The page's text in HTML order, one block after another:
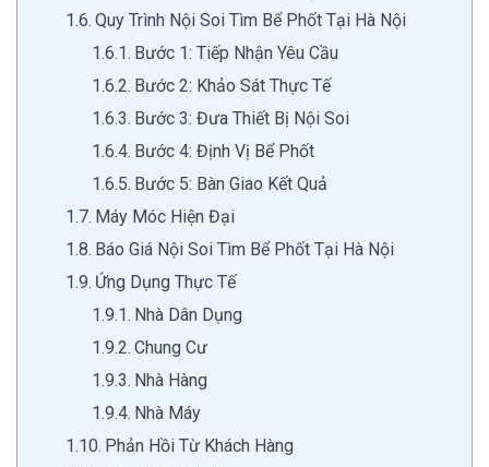
Quy Trình Nội Soi Tìm Bể Phốt Tại Hà Nội
Bước 1: Tiếp Nhận Yêu Cầu
Bước 2: Khảo Sát Thực Tế
Bước 3: Đưa Thiết Bị Nội Soi
Bước 4: Định Vị Bể Phốt
Bước 5: Bàn Giao Kết Quả
Máy Móc Hiện Đại
Báo Giá Nội Soi Tìm Bể Phốt Tại Hà Nội
Ứng Dụng Thực Tế
Nhà Dân Dụng
Chung Cư
Nhà Hàng
Nhà Máy
Phản Hồi Từ Khách Hàng